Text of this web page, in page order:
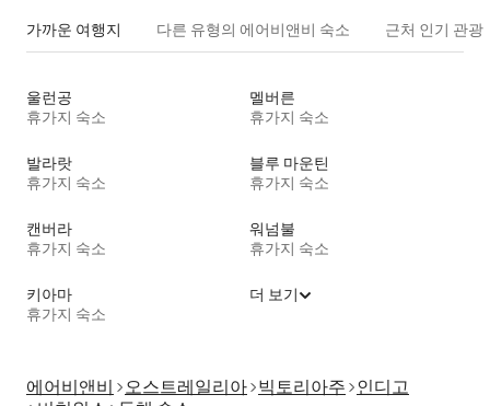
가까운 여행지 다른 유형의 에어비앤비 숙소 근처 인기 관광
울런공
휴가지 숙소
멜버른
휴가지 숙소
발라랏
휴가지 숙소
블루 마운틴
휴가지 숙소
캔버라
휴가지 숙소
워넘불
휴가지 숙소
키아마
휴가지 숙소
더 보기
에어비앤비 오스트레일리아 빅토리아주 인디고